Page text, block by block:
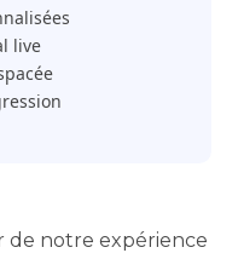
live
de notre expérience